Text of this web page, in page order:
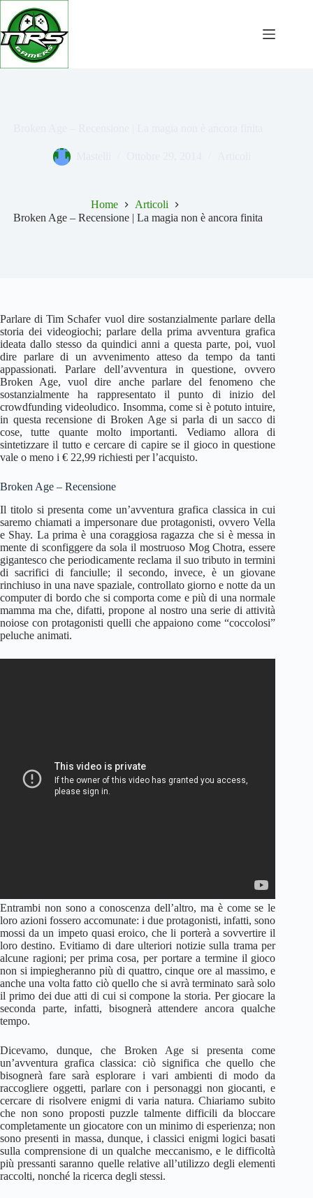
Salta
contenuto
Home
Articoli
Broken Age – Recensione | La magia non è ancora finita
Parlare di Tim Schafer vuol dire sostanzialmente parlare della
storia dei videogiochi; parlare della prima avventura grafica
ideata dallo stesso da quindici anni a questa parte, poi, vuol
dire parlare di un avvenimento atteso da tempo da tanti
appassionati. Parlare dell’avventura in questione, ovvero
Broken Age, vuol dire anche parlare del fenomeno che
sostanzialmente ha rappresentato il punto di inizio del
crowdfunding videoludico. Insomma, come si è potuto intuire,
in questa recensione di Broken Age si parla di un sacco di
cose, tutte quante molto importanti. Vediamo allora di
sintetizzare il tutto e cercare di capire se il gioco in questione
vale o meno i € 22,99 richiesti per l’acquisto.
Broken Age – Recensione
Il titolo si presenta come un’avventura grafica classica in cui
saremo chiamati a impersonare due protagonisti, ovvero Vella
e Shay. La prima è una coraggiosa ragazza che si è messa in
mente di sconfiggere da sola il mostruoso Mog Chotra, essere
gigantesco che periodicamente reclama il suo tributo in termini
di sacrifici di fanciulle; il secondo, invece, è un giovane
rinchiuso in una nave spaziale, controllato giorno e notte da un
computer di bordo che si comporta come e più di una normale
mamma ma che, difatti, propone al nostro una serie di attività
noiose con protagonisti quelli che appaiono come “coccolosi”
peluche animati.
Entrambi non sono a conoscenza dell’altro, ma è come se le
loro azioni fossero accomunate: i due protagonisti, infatti, sono
mossi da un impeto quasi eroico, che li porterà a sovvertire il
loro destino. Evitiamo di dare ulteriori notizie sulla trama per
alcune ragioni; per prima cosa, per portare a termine il gioco
non si impiegheranno più di quattro, cinque ore al massimo, e
anche una volta fatto ciò quello che si avrà terminato sarà solo
il primo dei due atti di cui si compone la storia. Per giocare la
seconda parte, infatti, bisognerà attendere ancora qualche
tempo.
Dicevamo, dunque, che Broken Age si presenta come
un’avventura grafica classica: ciò significa che quello che
bisognerà fare sarà esplorare i vari ambienti di modo da
raccogliere oggetti, parlare con i personaggi non giocanti, e
cercare di risolvere enigmi di varia natura. Chiariamo subito
che non sono proposti puzzle talmente difficili da bloccare
completamente un giocatore con un minimo di esperienza; non
sono presenti in massa, dunque, i classici enigmi logici basati
sulla comprensione di un qualche meccanismo, e le difficoltà
più pressanti saranno quelle relative all’utilizzo degli elementi
raccolti, nonché la ricerca degli stessi.